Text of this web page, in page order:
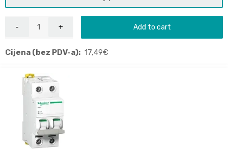
Add to cart
Cijena (bez PDV-a): 17,49€